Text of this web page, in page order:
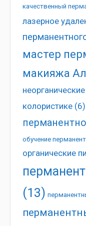
качественный
лазерное
мастер
макияжа
колористике(6)
обучение
органические
(13)